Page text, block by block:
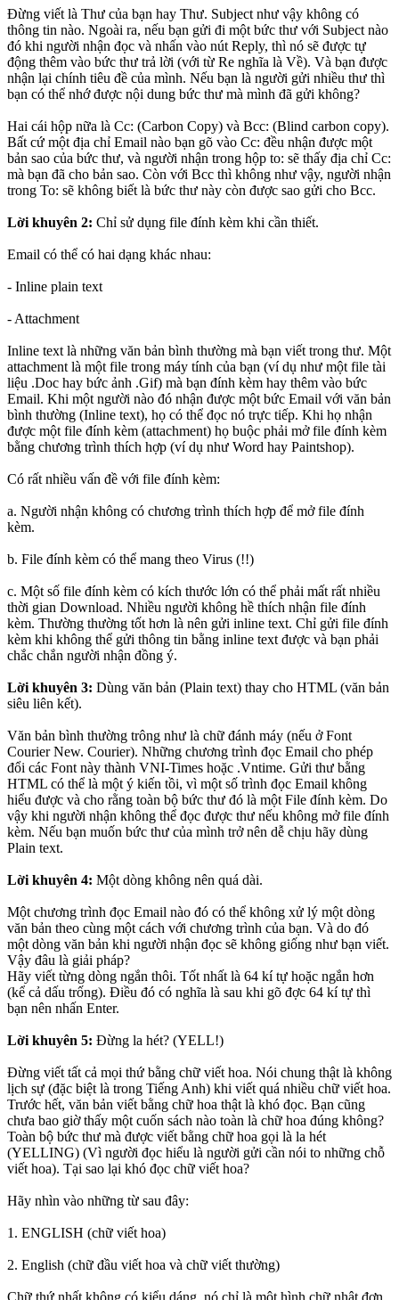
Ðừng viết là Thư của bạn hay Thư. Subject như vậy không có
thông tin nào. Ngoài ra, nếu bạn gửi đi một bức thư với Subject nào
đó khi người nhận đọc và nhấn vào nút Reply, thì nó sẽ được tự
động thêm vào bức thư trả lời (với từ Re nghĩa là Về). Và bạn được
nhận lại chính tiêu đề của mình. Nếu bạn là người gửi nhiều thư thì
bạn có thể nhớ được nội dung bức thư mà mình đã gửi không?
Hai cái hộp nữa là Cc: (Carbon Copy) và Bcc: (Blind carbon copy).
Bất cứ một địa chỉ Email nào bạn gõ vào Cc: đều nhận được một
bản sao của bức thư, và người nhận trong hộp to: sẽ thấy địa chỉ Cc:
mà bạn đã cho bản sao. Còn với Bcc thì không như vậy, người nhận
trong To: sẽ không biết là bức thư này còn được sao gửi cho Bcc.
Lời khuyên 2: Chỉ sử dụng file đính kèm khi cần thiết.
Email có thể có hai dạng khác nhau:
- Inline plain text
- Attachment
Inline text là những văn bản bình thường mà bạn viết trong thư. Một
attachment là một file trong máy tính của bạn (ví dụ như một file tài
liệu .Doc hay bức ảnh .Gif) mà bạn đính kèm hay thêm vào bức
Email. Khi một người nào đó nhận được một bức Email với văn bản
bình thường (Inline text), họ có thể đọc nó trực tiếp. Khi họ nhận
được một file đính kèm (attachment) họ buộc phải mở file đính kèm
bằng chương trình thích hợp (ví dụ như Word hay Paintshop).
Có rất nhiều vấn đề với file đính kèm:
a. Người nhận không có chương trình thích hợp để mở file đính
kèm.
b. File đính kèm có thể mang theo Virus (!!)
c. Một số file đính kèm có kích thước lớn có thể phải mất rất nhiều
thời gian Download. Nhiều người không hề thích nhận file đính
kèm. Thường thường tốt hơn là nên gửi inline text. Chỉ gửi file đính
kèm khi không thể gửi thông tin bằng inline text được và bạn phải
chắc chắn người nhận đồng ý.
Lời khuyên 3: Dùng văn bản (Plain text) thay cho HTML (văn bản
siêu liên kết).
Văn bản bình thường trông như là chữ đánh máy (nếu ở Font
Courier New. Courier). Những chương trình đọc Email cho phép
đổi các Font này thành VNI-Times hoặc .Vntime. Gửi thư bằng
HTML có thể là một ý kiến tồi, vì một số trình đọc Email không
hiểu được và cho rằng toàn bộ bức thư đó là một File đính kèm. Do
vậy khi người nhận không thể đọc được thư nếu không mở file đính
kèm. Nếu bạn muốn bức thư của mình trở nên dễ chịu hãy dùng
Plain text.
Lời khuyên 4: Một dòng không nên quá dài.
Một chương trình đọc Email nào đó có thể không xử lý một dòng
văn bản theo cùng một cách với chương trình của bạn. Và do đó
một dòng văn bản khi người nhận đọc sẽ không giống như bạn viết.
Vậy đâu là giải pháp?
Hãy viết từng dòng ngắn thôi. Tốt nhất là 64 kí tự hoặc ngắn hơn
(kể cả dấu trống). Ðiều đó có nghĩa là sau khi gõ đợc 64 kí tự thì
bạn nên nhấn Enter.
Lời khuyên 5: Ðừng la hét? (YELL!)
Ðừng viết tất cả mọi thứ bằng chữ viết hoa. Nói chung thật là không
lịch sự (đặc biệt là trong Tiếng Anh) khi viết quá nhiều chữ viết hoa.
Trước hết, văn bản viết bằng chữ hoa thật là khó đọc. Bạn cũng
chưa bao giờ thấy một cuốn sách nào toàn là chữ hoa đúng không?
Toàn bộ bức thư mà được viết bằng chữ hoa gọi là la hét
(YELLING) (Vì người đọc hiểu là người gửi cần nói to những chỗ
viết hoa). Tại sao lại khó đọc chữ viết hoa?
Hãy nhìn vào những từ sau đây:
1. ENGLISH (chữ viết hoa)
2. English (chữ đầu viết hoa và chữ viết thường)
Chữ thứ nhất không có kiểu dáng, nó chỉ là một hình chữ nhật đơn